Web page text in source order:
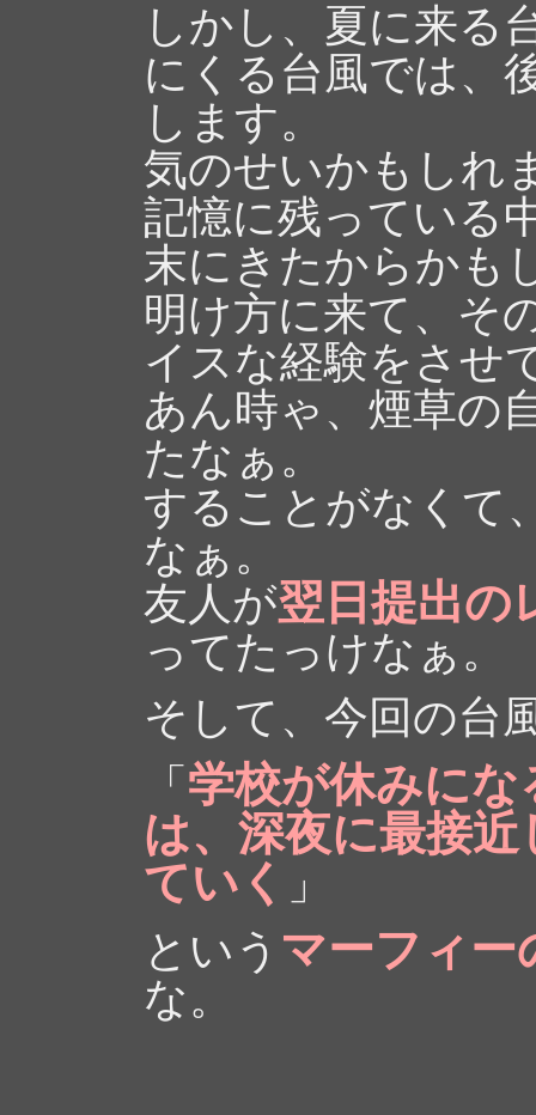
しかし、夏に来る
にくる台風では、
します。
気のせいかもしれ
記憶に残っている
末にきたからかも
明け方に来て、そ
イスな経験をさせ
あん時ゃ、煙草の
たなぁ。
することがなくて
なぁ。
友人が翌日提出の
ってたっけなぁ。
そして、今回の台
「 学校が休みに
は、深夜に最接
ていく
」
という マーフィー
な。